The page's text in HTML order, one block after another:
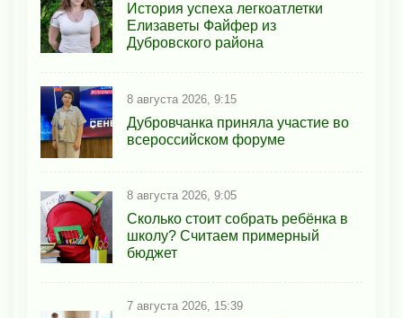
История успеха легкоатлетки
Елизаветы Файфер из
Дубровского района
8 августа 2026, 9:15
Дубровчанка приняла участие во
всероссийском форуме
8 августа 2026, 9:05
Сколько стоит собрать ребёнка в
школу? Считаем примерный
бюджет
7 августа 2026, 15:39